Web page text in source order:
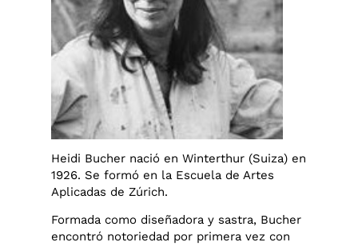
Heidi Bucher nació en Winterthur (Suiza) en
1926. Se formó en la Escuela de Artes
Aplicadas de Zúrich.
Formada como diseñadora y sastra, Bucher
encontró notoriedad por primera vez con